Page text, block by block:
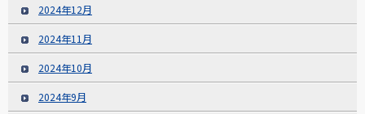
2024年12月
2024年11月
2024年10月
2024年9月